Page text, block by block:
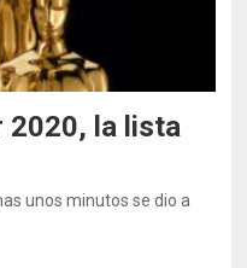
2020, la lista
unos minutos se dio a